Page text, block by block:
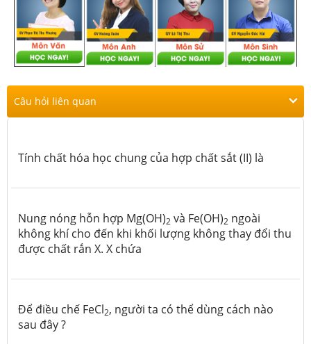
Câu hỏi liên quan
Tính chất hóa học chung của hợp chất sắt (II) là
Nung nóng hỗn hợp Mg(OH)2 và Fe(OH)2 ngoài
không khí cho đến khi khối lượng không thay đổi thu
được chất rắn X. X chứa
Để điều chế FeCl2, người ta có thể dùng cách nào
sau đây ?